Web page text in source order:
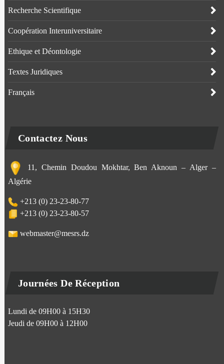
Recherche Scientifique
Coopération Interuniversitaire
Ethique et Déontologie
Textes Juridiques
Français
Contactez Nous
11, Chemin Doudou Mokhtar, Ben Aknoun – Alger –
Algérie
+213 (0) 23-23-80-77
+213 (0) 23-23-80-57
webmaster@mesrs.dz
Journées De Réception
Lundi de 09H00 à 15H30
Jeudi de 09H00 à 12H00